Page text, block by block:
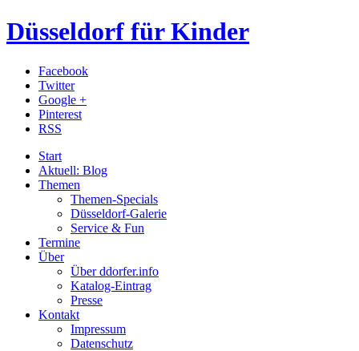
Düsseldorf für Kinder
Facebook
Twitter
Google +
Pinterest
RSS
Start
Aktuell: Blog
Themen
Themen-Specials
Düsseldorf-Galerie
Service & Fun
Termine
Über
Über ddorfer.info
Katalog-Eintrag
Presse
Kontakt
Impressum
Datenschutz